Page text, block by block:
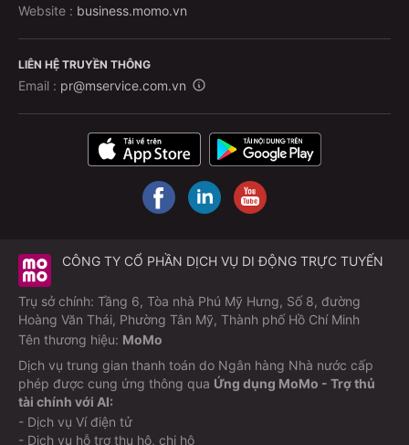
Website : business.momo.vn
LIÊN HỆ TRUYỀN THÔNG
Email : pr@mservice.com.vn
CÔNG TY CỔ PHẦN DỊCH VỤ DI ĐỘNG TRỰC TUYẾN
Trụ sở chính: Tầng 6, Tòa nhà Phú Mỹ Hưng, Số 8, đường
Hoàng Văn Thái, Phường Tân Mỹ, Thành phố Hồ Chí Minh
Tên thương hiệu: MoMo
Dịch vụ trung gian thanh toán do Ngân hàng Nhà nước cấp
phép được cung ứng thông qua Ứng dụng MoMo - Trợ thủ
tài chính với AI:
- Dịch vụ Ví điện tử
- Dịch vụ hỗ trợ thu hộ, chi hộ